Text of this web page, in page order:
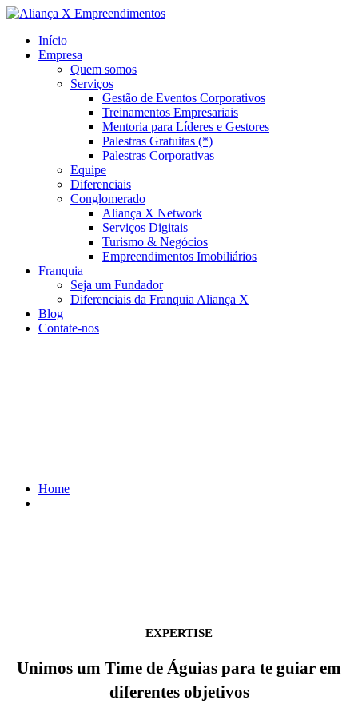
Início
Empresa
Quem somos
Serviços
Gestão de Eventos Corporativos
Treinamentos Empresariais
Mentoria para Líderes e Gestores
Palestras Gratuitas (*)
Palestras Corporativas
Equipe
Diferenciais
Conglomerado
Aliança X Network
Serviços Digitais
Turismo & Negócios
Empreendimentos Imobiliários
Franquia
Seja um Fundador
Diferenciais da Franquia Aliança X
Blog
Contate-nos
Home
EXPERTISE
Unimos um Time de Águias para te guiar em
diferentes objetivos